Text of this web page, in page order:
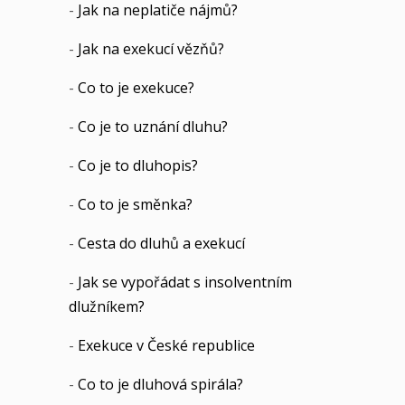
- Jak na neplatiče nájmů?
- Jak na exekucí vězňů?
- Co to je exekuce?
- Co je to uznání dluhu?
- Co je to dluhopis?
- Co to je směnka?
- Cesta do dluhů a exekucí
- Jak se vypořádat s insolventním
dlužníkem?
- Exekuce v České republice
- Co to je dluhová spirála?